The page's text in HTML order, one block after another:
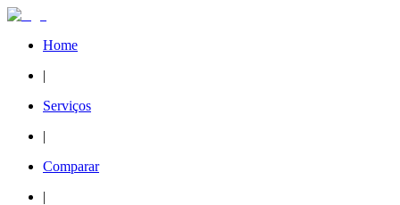
Home
|
Serviços
|
Comparar
|